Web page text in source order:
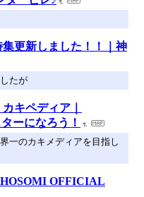
集更新しました！！｜神
たが
キペディア｜
ーになろう！
一のカキメディアを目指し
OFFICIAL